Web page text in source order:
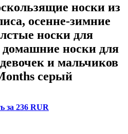
носки из
осенне-зимние
носки для
носки для
и мальчиков
серый
за 236 RUR